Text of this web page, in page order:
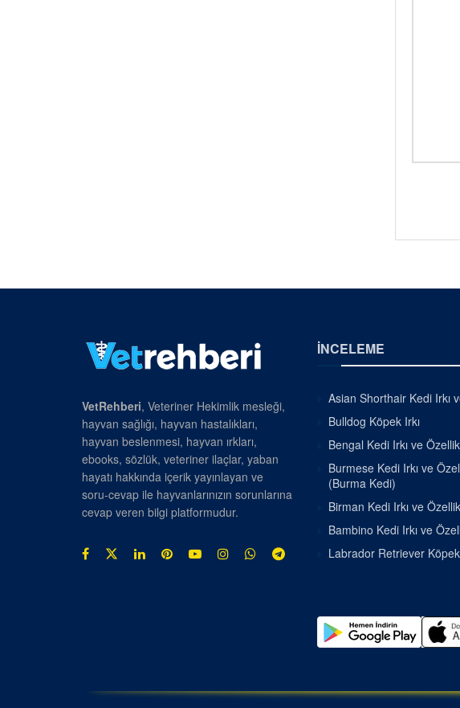
VetRehberi, Veteriner Hekimlik mesleği,
hayvan sağlığı, hayvan hastalıkları,
hayvan beslenmesi, hayvan ırkları,
ebooks, sözlük, veteriner ilaçlar, yaban
hayatı hakkında içerik yayınlayan ve
soru-cevap ile hayvanlarınızın sorunlarına
cevap veren bilgi platformudur.
İNCELEME
Asian Shorthair Kedi Irkı
Bulldog Köpek Irkı
Bengal Kedi Irkı ve
Burmese Kedi Irkı ve
(Burma Kedi)
Birman Kedi Irkı ve
Bambino Kedi Irkı ve
Labrador Retriever Köpek